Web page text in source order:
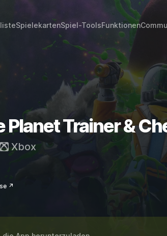
SpielekartenSpiel-ToolsFunktionen
Planet Trainer &
Xbox
↗